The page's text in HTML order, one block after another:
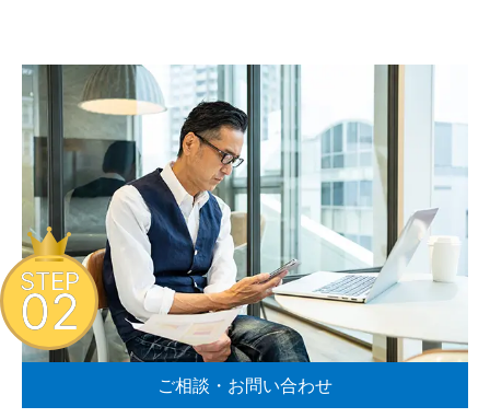
ご相談・お問い合わせ
STEP
02